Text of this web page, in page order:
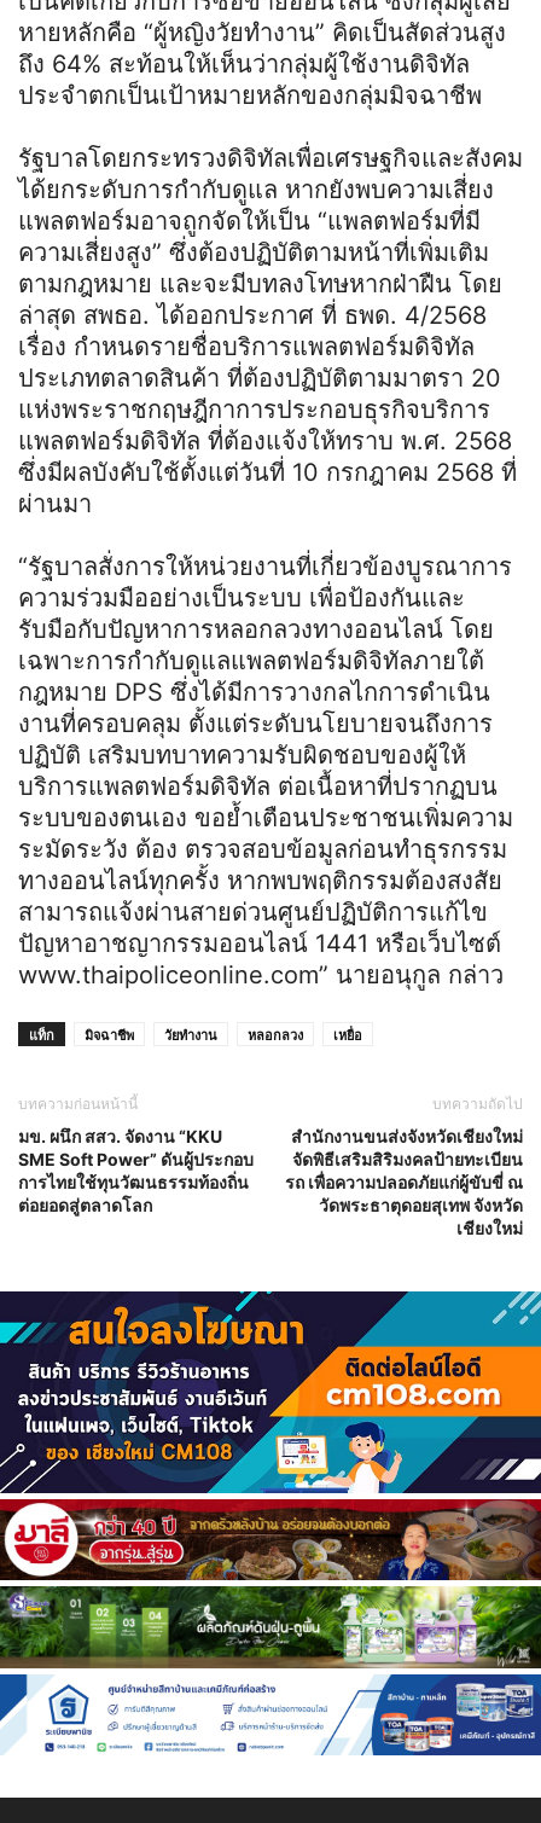
หายหลักคือ “ผู้หญิงวัยทำงาน” คิดเป็นสัดส่วนสูง
ถึง 64% สะท้อนให้เห็นว่ากลุ่มผู้ใช้งานดิจิทัล
ประจำตกเป็นเป้าหมายหลักของกลุ่มมิจฉาชีพ
รัฐบาลโดยกระทรวงดิจิทัลเพื่อเศรษฐกิจและสังคม
ได้ยกระดับการกำกับดูแล หากยังพบความเสี่ยง
แพลตฟอร์มอาจถูกจัดให้เป็น “แพลตฟอร์มที่มี
ความเสี่ยงสูง” ซึ่งต้องปฏิบัติตามหน้าที่เพิ่มเติม
ตามกฎหมาย และจะมีบทลงโทษหากฝ่าฝืน โดย
ล่าสุด สพธอ. ได้ออกประกาศ ที่ ธพด. 4/2568
เรื่อง กำหนดรายชื่อบริการแพลตฟอร์มดิจิทัล
ประเภทตลาดสินค้า ที่ต้องปฏิบัติตามมาตรา 20
แห่งพระราชกฤษฎีกาการประกอบธุรกิจบริการ
แพลตฟอร์มดิจิทัล ที่ต้องแจ้งให้ทราบ พ.ศ. 2568
ซึ่งมีผลบังคับใช้ตั้งแต่วันที่ 10 กรกฎาคม 2568 ที่
ผ่านมา
“รัฐบาลสั่งการให้หน่วยงานที่เกี่ยวข้องบูรณาการ
ความร่วมมืออย่างเป็นระบบ เพื่อป้องกันและ
รับมือกับปัญหาการหลอกลวงทางออนไลน์ โดย
เฉพาะการกำกับดูแลแพลตฟอร์มดิจิทัลภายใต้
กฎหมาย DPS ซึ่งได้มีการวางกลไกการดำเนิน
งานที่ครอบคลุม ตั้งแต่ระดับนโยบายจนถึงการ
ปฏิบัติ เสริมบทบาทความรับผิดชอบของผู้ให้
บริการแพลตฟอร์มดิจิทัล ต่อเนื้อหาที่ปรากฏบน
ระบบของตนเอง ขอย้ำเตือนประชาชนเพิ่มความ
ระมัดระวัง ต้อง ตรวจสอบข้อมูลก่อนทำธุรกรรม
ทางออนไลน์ทุกครั้ง หากพบพฤติกรรมต้องสงสัย
สามารถแจ้งผ่านสายด่วนศูนย์ปฏิบัติการแก้ไข
ปัญหาอาชญากรรมออนไลน์ 1441 หรือเว็บไซต์
www.thaipoliceonline.com” นายอนุกูล กล่าว
แท็ก มิจฉาชีพ วัยทำงาน หลอกลวง เหยื่อ
บทความก่อนหน้านี้
มข. ผนึก สสว. จัดงาน “KKU
SME Soft Power” ดันผู้ประกอบ
การไทยใช้ทุนวัฒนธรรมท้องถิ่น
ต่อยอดสู่ตลาดโลก
บทความถัดไป
สำนักงานขนส่งจังหวัดเชียงใหม่
จัดพิธีเสริมสิริมงคลป้ายทะเบียน
รถ เพื่อความปลอดภัยแก่ผู้ขับขี่ ณ
วัดพระธาตุดอยสุเทพ จังหวัด
เชียงใหม่